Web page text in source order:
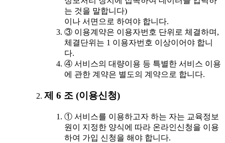
는 것을 말합니다)
이나 서면으로 하여야 합니다.
③ 이용계약은 이용자번호 단위로 체결하며,
체결단위는 1 이용자번호 이상이어야 합니
다.
④ 서비스의 대량이용 등 특별한 서비스 이용
에 관한 계약은 별도의 계약으로 합니다.
제 6 조 (이용신청)
① 서비스를 이용하고자 하는 자는 교육정보
원이 지정한 양식에 따라 온라인신청을 이용
하여 가입 신청을 해야 합니다.